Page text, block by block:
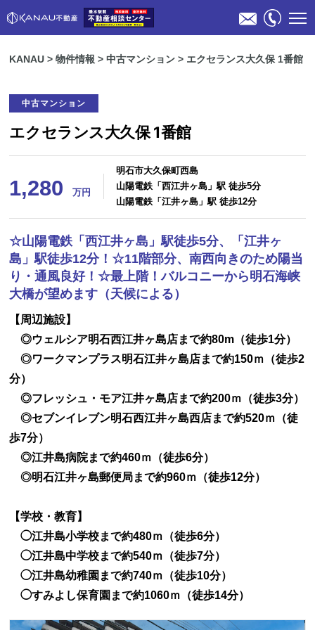
不動産売却のご相談
スタッフ紹介
会社概要
お知らせ
KANAU >物件情報 >中古マンション > エクセランス大久保 1番館
中古マンション
エクセランス大久保 1番館
1,280 万円
明石市大久保町西島
山陽電鉄「西江井ヶ島」駅 徒歩5分
山陽電鉄「江井ヶ島」駅 徒歩12分
☆山陽電鉄「西江井ヶ島」駅徒歩5分、「江井ヶ
島」駅徒歩12分！☆11階部分、南西向きのため陽当
り・通風良好！☆最上階！バルコニーから明石海峡
大橋が望めます（天候による）
【周辺施設】
◎ウェルシア明石西江井ヶ島店まで約80m（徒歩1分）
◎ワークマンプラス明石江井ヶ島店まで約150ｍ（徒歩2
分）
◎フレッシュ・モア江井ヶ島店まで約200ｍ（徒歩3分）
◎セブンイレブン明石西江井ヶ島西店まで約520ｍ（徒
歩7分）
◎江井島病院まで約460ｍ（徒歩6分）
◎明石江井ヶ島郵便局まで約960ｍ（徒歩12分）
【学校・教育】
◯江井島小学校まで約480ｍ（徒歩6分）
◯江井島中学校まで約540ｍ（徒歩7分）
◯江井島幼稚園まで約740ｍ（徒歩10分）
◯すみよし保育園まで約1060ｍ（徒歩14分）